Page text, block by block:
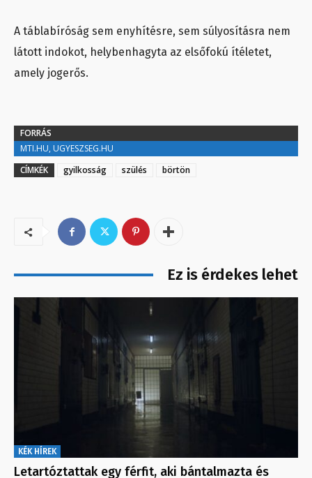
A táblabíróság sem enyhítésre, sem súlyosításra nem
látott indokot, helybenhagyta az elsőfokú ítéletet,
amely jogerős.
FORRÁS
MTI.HU, UGYESZSEG.HU
CÍMKÉK
gyilkosság szülés börtön
Ez is érdekes lehet
KÉK HÍREK
Letartóztattak egy férfit, aki bántalmazta és